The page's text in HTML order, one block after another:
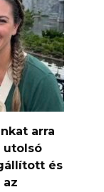
arra
utolsó
és
az